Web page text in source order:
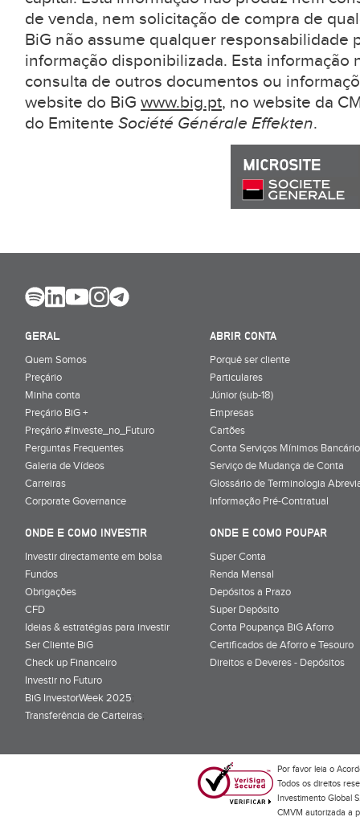
de venda, nem solicitação de compra de
BiG não assume qualquer responsabilidade
informação disponibilizada. Esta informação
consulta de outros documentos ou
website do BiG www.big.pt, no website da
do Emitente Société Générale Effekten.
GERAL
Quem Somos
Preçário
Minha conta
Preçário BiG +
Preçário #Investe_no_Futuro
Perguntas Frequentes
Galeria de Vídeos
Carreiras
Corporate Governance
ABRIR CONTA
Porquê ser cliente
Particulares
Júnior (sub-18)
Empresas
Cartões
Conta Serviços Mínimos
Serviço de Mudança de Conta
Glossário de Terminologia
Informação Pré-Contratual
ONDE E COMO INVESTIR
Investir directamente em bolsa
Fundos
Obrigações
CFD
Ideias & estratégias para investir
Ser Cliente BiG
Check up Financeiro
Investir no Futuro
BiG InvestorWeek 2025;
Transferência de Carteiras;
ONDE E COMO POUPAR
Super Conta
Renda Mensal
Depósitos a Prazo
Super Depósito
Conta Poupança BiG Aforro
Certificados de Aforro e Tesouro
Direitos e Deveres - Depósitos
Por favor leia o
Todos os direitos
Investimento Global
CMVM autorizada a